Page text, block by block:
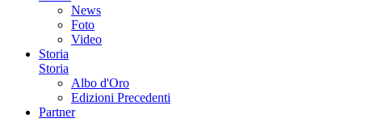
News
Foto
Video
Storia
Storia
Albo d'Oro
Edizioni Precedenti
Partner